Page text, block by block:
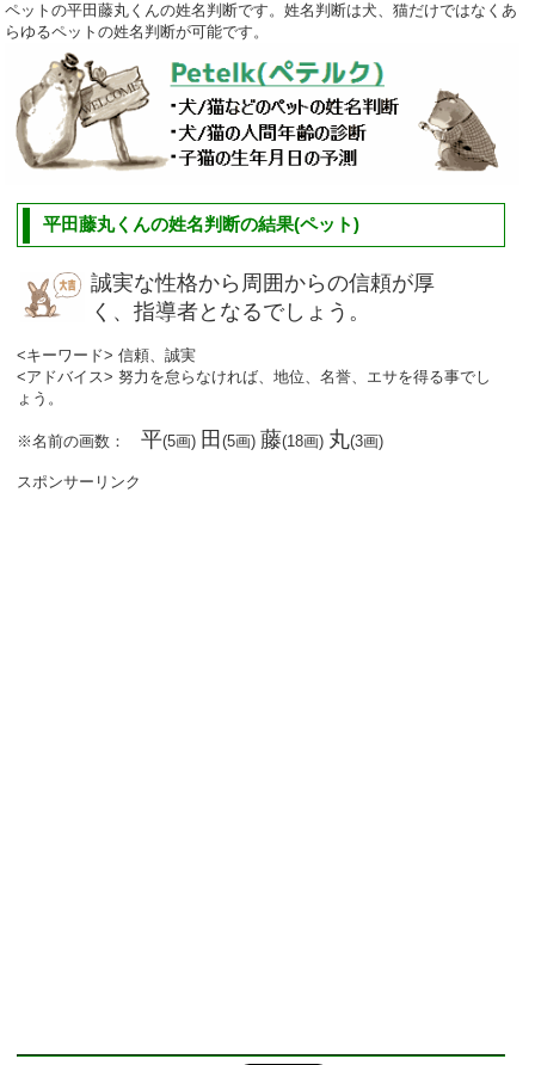
ペットの平田藤丸くんの姓名判断です。姓名判断は犬、猫だけではなくあ
らゆるペットの姓名判断が可能です。
平田藤丸くんの姓名判断の結果(ペット)
誠実な性格から周囲からの信頼が厚
く、指導者となるでしょう。
<キーワード> 信頼、誠実
<アドバイス> 努力を怠らなければ、地位、名誉、エサを得る事でし
ょう。
※名前の画数：平(5画) 田(5画) 藤(18画) 丸(3画)
スポンサーリンク